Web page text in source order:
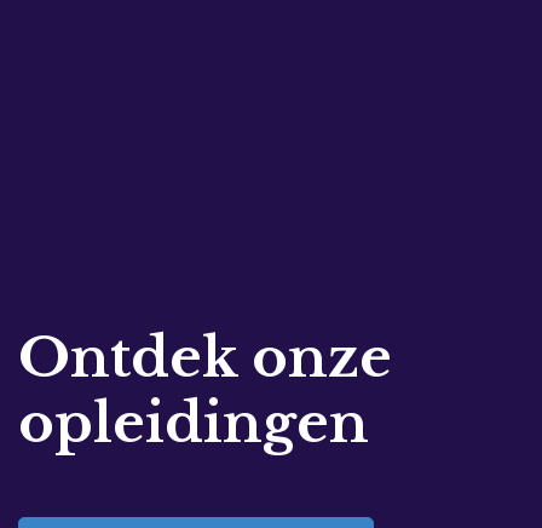
Ontdek onze
opleidingen